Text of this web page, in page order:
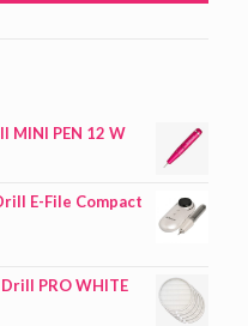
MINI PEN 12 W
E-File Compact
Drill PRO WHITE